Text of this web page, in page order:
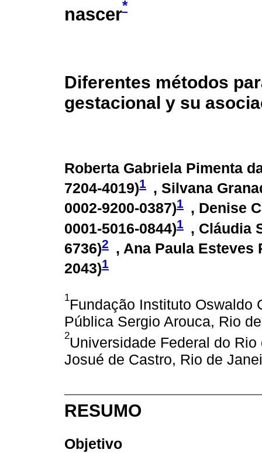
nascer*
Diferentes métodos
gestacional y su
Roberta Gabriela Pimenta
7204-4019)1 , Silvana
0002-9200-0387)1 , Denise
0001-5016-0844)1 , Cláudia
6736)2
, Ana Paula Esteves
2043)1
1Fundação Instituto Oswaldo
Pública Sergio Arouca, Rio
2Universidade Federal do
Josué de Castro, Rio de
RESUMO
Objetivo